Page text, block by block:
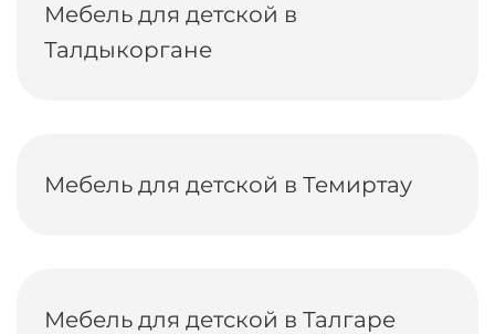
Мебель для детской в
Талдыкоргане
Мебель для детской в Темиртау
Мебель для детской в Талгаре